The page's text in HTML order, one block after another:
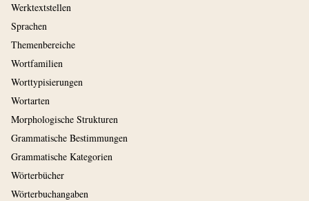
Werktextstellen
Sprachen
Themenbereiche
Wortfamilien
Worttypisierungen
Wortarten
Morphologische Strukturen
Grammatische Bestimmungen
Grammatische Kategorien
Wörterbücher
Wörterbuchangaben